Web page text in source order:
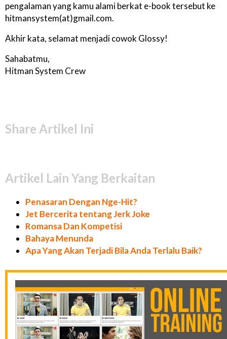
pengalaman yang kamu alami berkat e-book tersebut ke
hitmansystem(at)gmail.com.
Akhir kata, selamat menjadi cowok Glossy!
Sahabatmu,
Hitman System Crew
Share Artikel Ini
Artikel Lain Yang Berkaitan
Penasaran Dengan Nge-Hit?
Jet Bercerita tentang Jerk Joke
Romansa Dan Kompetisi
Bahaya Menunda
Apa Yang Akan Terjadi Bila Anda Terlalu Baik?